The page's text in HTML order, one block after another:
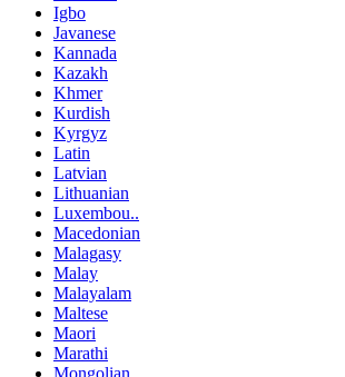
Igbo
Javanese
Kannada
Kazakh
Khmer
Kurdish
Kyrgyz
Latin
Latvian
Lithuanian
Luxembou..
Macedonian
Malagasy
Malay
Malayalam
Maltese
Maori
Marathi